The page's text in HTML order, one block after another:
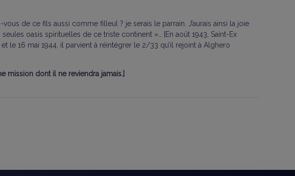
vous de ce fils aussi comme filleul ? je serais le parrain. J’aurais ainsi la joie
oasis spirituelles de ce triste continent »… [En août 1943, Saint-Ex
le 16 mai 1944, il parvient à réintégrer le 2/33 qu’il rejoint à Alghero
mission dont il ne reviendra jamais.]